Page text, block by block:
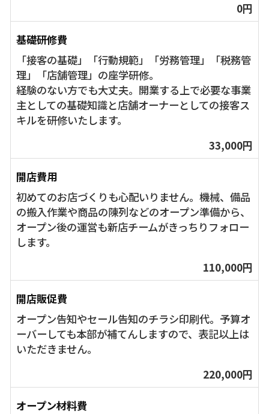
0円
基礎研修費
「接客の基礎」「行動規範」「労務管理」「税務管
理」「店舗管理」の座学研修。
経験のない方でも大丈夫。開業する上で必要な事業
主としての基礎知識と店舗オーナーとしての接客ス
キルを研修いたします。
33,000円
開店費用
初めてのお店づくりも心配いりません。機械、備品
の搬入作業や商品の陳列などのオープン準備から、
オープン後の運営も新店チームがきっちりフォロー
します。
110,000円
開店販促費
オープン告知やセール告知のチラシ印刷代。予算オ
ーバーしても本部が補てんしますので、表記以上は
いただきません。
220,000円
オープン材料費